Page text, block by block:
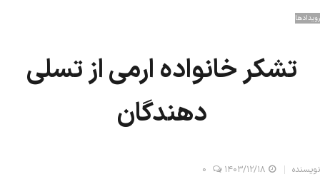
رویدادها
تشکر خانواده ارمی از تسلی
دهندگان
نویسنده ۱۴۰۳/۱۲/۱۸ 0